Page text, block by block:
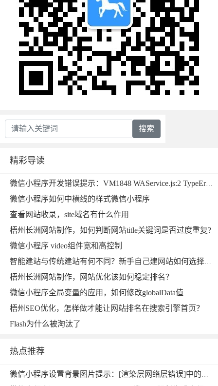
搜索
精彩导读
微信小程序开发错误提示：VM1848 WAService.js:2 TypeError: xxx.toFixed is not a function微信小程序
微信小程序如何中横线的样式微信小程序
查看网站收录，site域名有什么作用
梧州长洲网站制作，如何判断网站title关键词是否过度重复?
微信小程序 video组件宽和高控制
智能建站与传统建站有何不同？新手自己建网站如何选择比较好？
梧州长洲网站制作，网站优化该如何稳定排名？
微信小程序全局变量的应用，如何修改globalData值
梧州SEO优化，怎样做才能让网站排名在搜索引擎首页？
Flash为什么被淘汰了
热点推荐
微信小程序设置背景图片提示：[渲染层网络层错误]中的本地资源图片无法通过 WXSS 获取，可以使用网络图片，或者 base64，或者使用＜image/＞标签。微信小程序